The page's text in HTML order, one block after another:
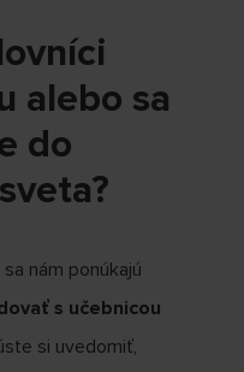
alebo sa
do
nám ponúkajú
s učebnicou
si uvedomiť,